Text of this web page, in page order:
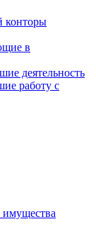
конторы
в
деятельность
работу с